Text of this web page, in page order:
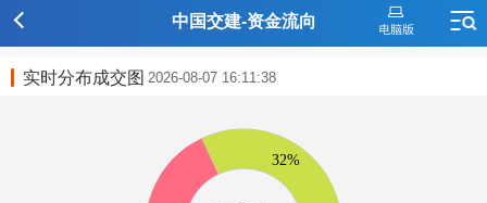
中国交建-资金流向
实时分布成交图 2026-08-07 16:11:38